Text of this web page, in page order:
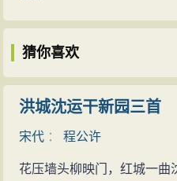
偶人一样漂泊不定，遥想离
呢。这是诗人对从戎在外，
末联“宁知心断绝，夜夜
心思断绝，每当夜里听到那
然泪下。诗人在历数自己一
亡命不
猜你喜欢
洪城沈运干新园三首
宋代 ：程公许
花压墙头柳映门，红城一曲